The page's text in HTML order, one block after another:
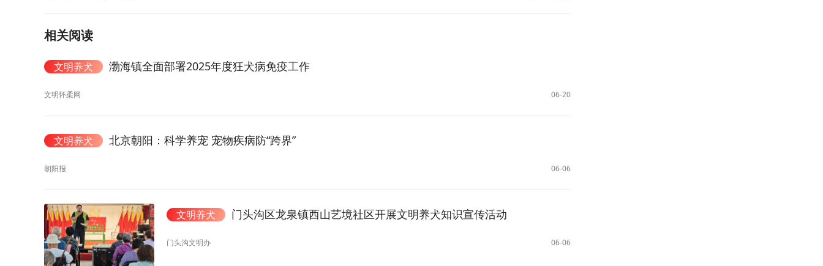
相关阅读
文明养犬 渤海镇全面部署2025年度狂犬病免疫工作
文明怀柔网 06-20
文明养犬 北京朝阳：科学养宠 宠物疾病防“跨界”
朝阳报 06-06
文明养犬 门头沟区龙泉镇西山艺境社区开展文明养犬知识宣传活动
门头沟文明办 06-06